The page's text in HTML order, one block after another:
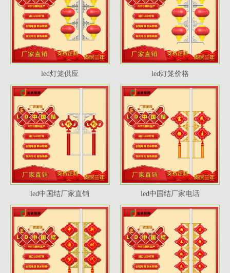
led灯笼供应 led灯笼价格
led中国结厂家直销 led中国结厂家电话